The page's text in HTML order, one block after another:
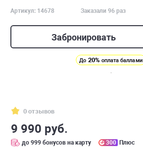
Артикул: 14678 Заказали 96 раз
Забронировать
До 20% оплата баллами
0 отзывов
9 990 руб.
до 999 бонусов на карту 300 Плюс